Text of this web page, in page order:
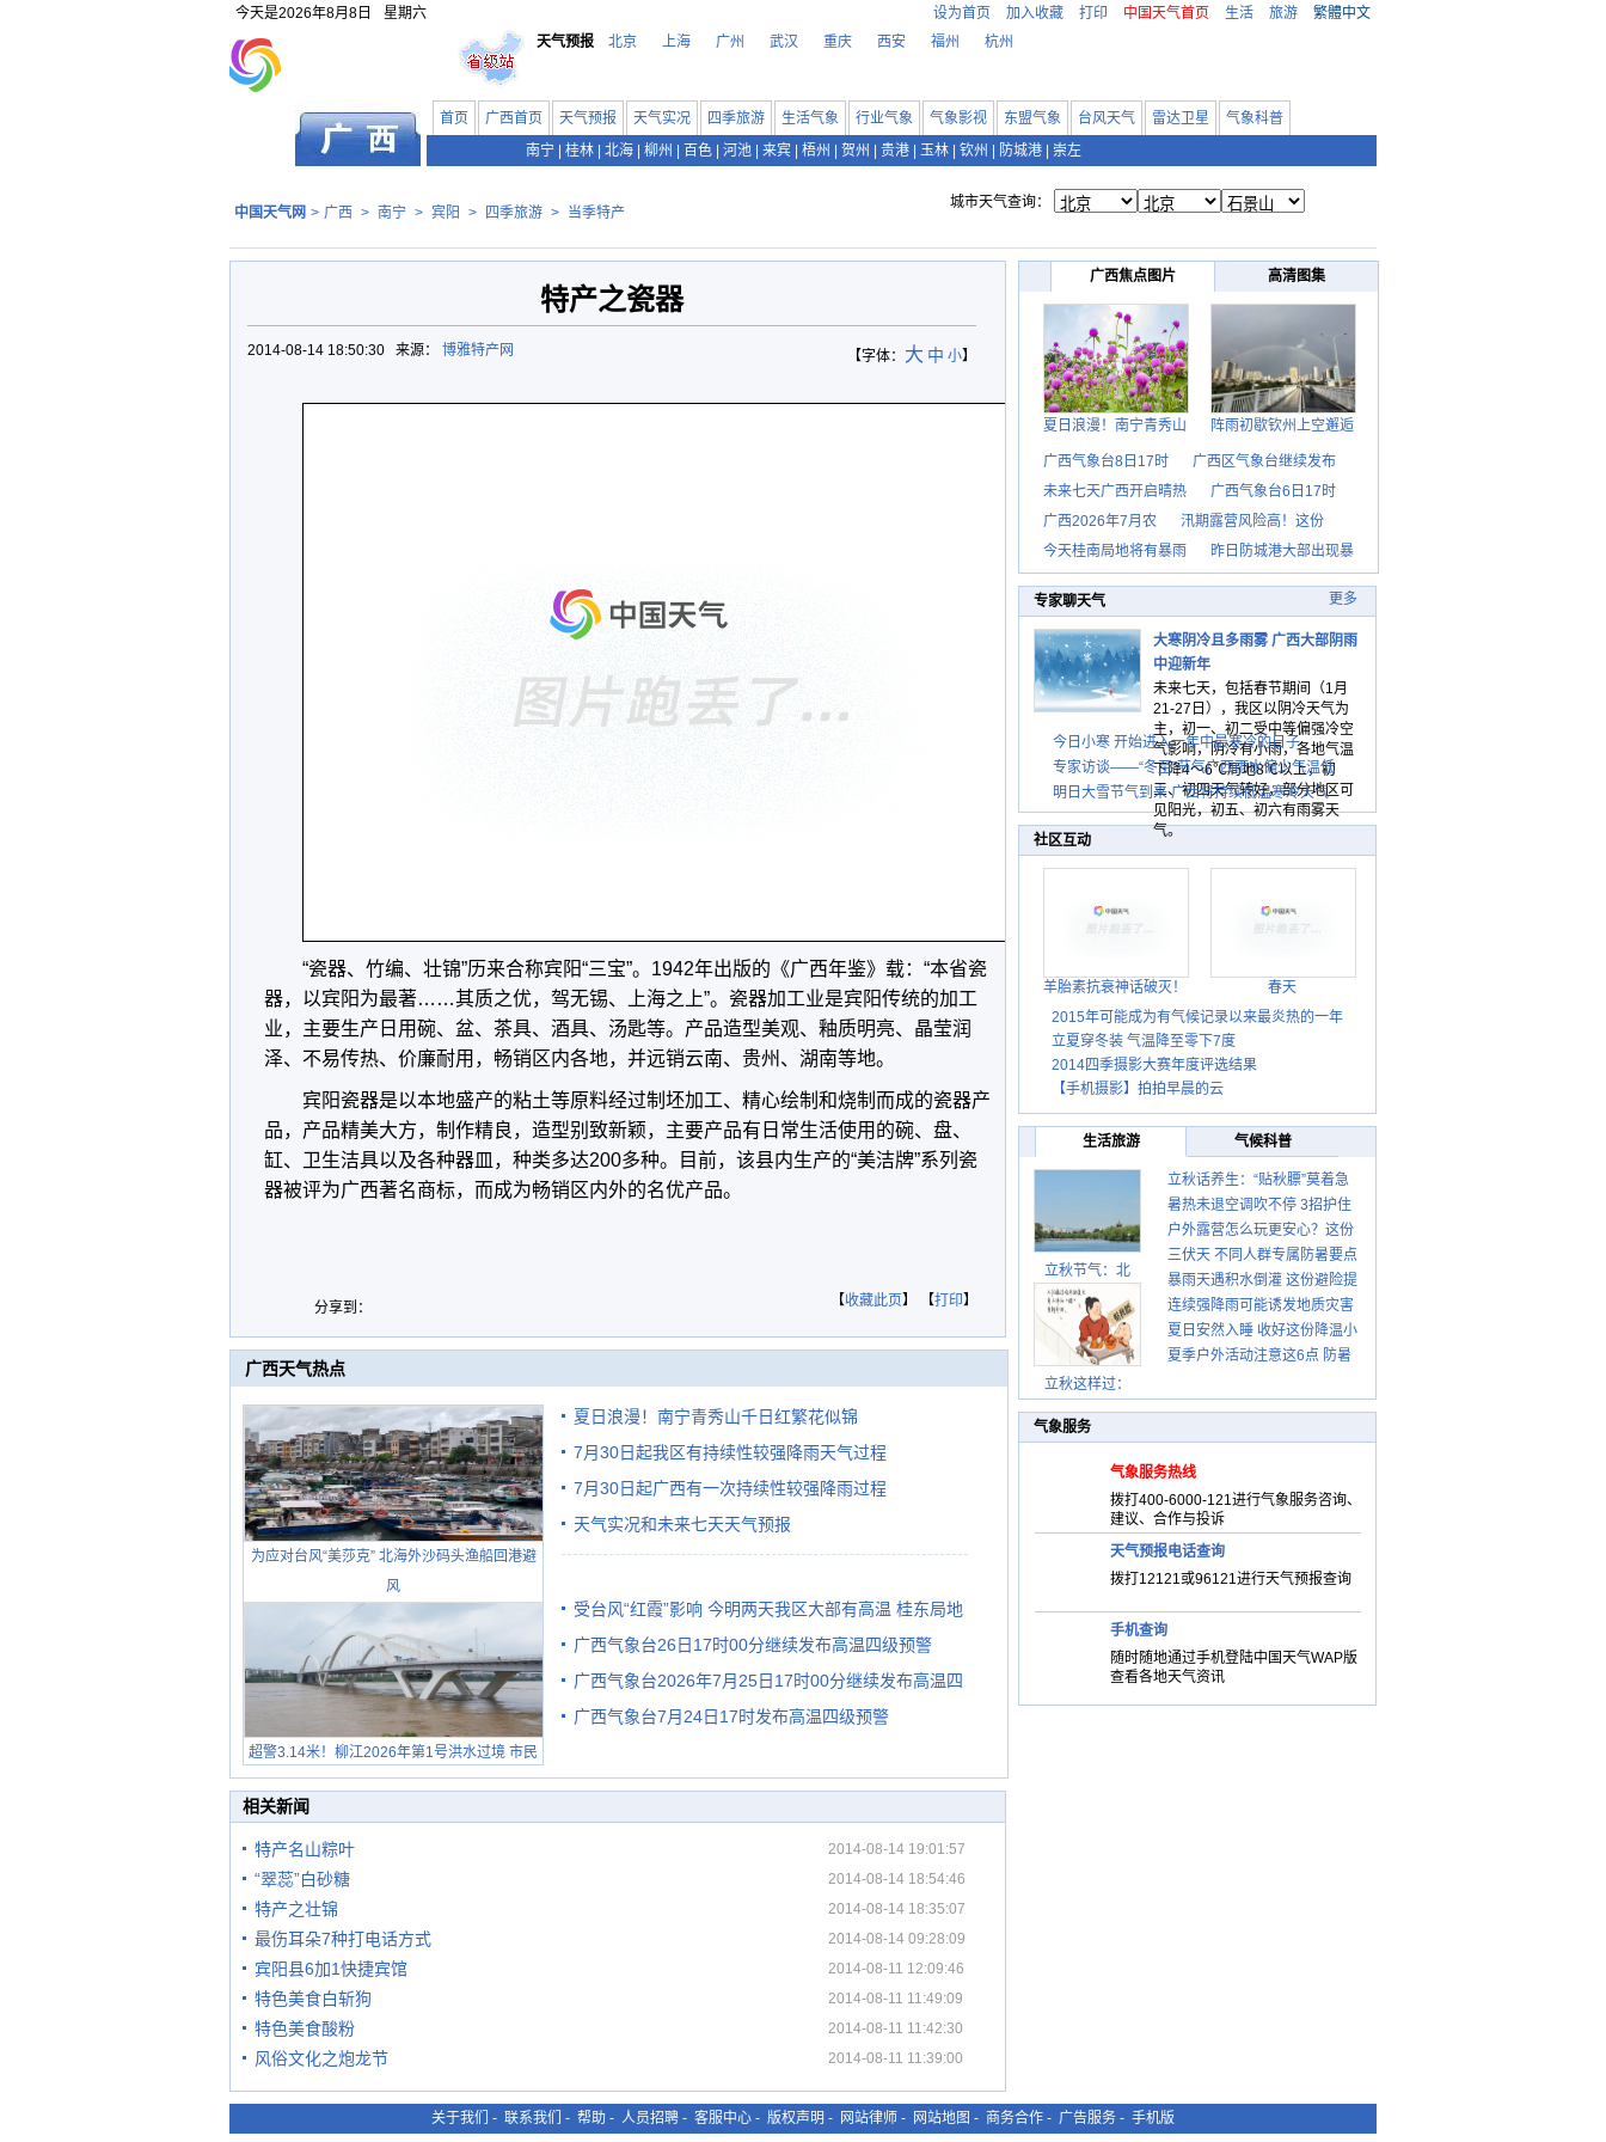
今天是2026年8月8日 星期六 设为首页 加入收藏 打印 中国天气首页 生活 旅游
繁體中文
天气预报
北京 上海 广州 武汉 重庆 西安 福州 杭州
首页 广西首页 天气预报 天气实况 四季旅游 生活气象 行业气象 气象影视 东盟气象 台风天气 雷达卫星
气象科普
南宁
桂林 北海 柳州 百色 河池 来宾 梧州 贺州 贵港 玉林 钦州 防城港 崇左
中国天气网 > 广西 > 南宁 > 宾阳 > 四季旅游 > 当季特产
城市天气查询：
特产之瓷器
【字体： 大 中 小】
2014-08-14 18:50:30 来源： 博雅特产网
“瓷器、竹编、壮锦”历来合称宾阳“三宝”。1942年出版的《广西年鉴》载：“本省瓷
器，以宾阳为最著……其质之优，驾无锡、上海之上”。瓷器加工业是宾阳传统的加工
业，主要生产日用碗、盆、茶具、酒具、汤匙等。产品造型美观、釉质明亮、晶莹润
泽、不易传热、价廉耐用，畅销区内各地，并远销云南、贵州、湖南等地。
宾阳瓷器是以本地盛产的粘土等原料经过制坯加工、精心绘制和烧制而成的瓷器产
品，产品精美大方，制作精良，造型别致新颖，主要产品有日常生活使用的碗、盘、
缸、卫生洁具以及各种器皿，种类多达200多种。目前，该县内生产的“美洁牌”系列瓷
器被评为广西著名商标，而成为畅销区内外的名优产品。
分享到： 【收藏此页】 【打印】
广西天气热点
为应对台风“美莎克” 北海外沙码头渔船回港避
风
超警3.14米！柳江2026年第1号洪水过境 市民
在堤岸见证汛况
夏日浪漫！南宁青秀山千日红繁花似锦
7月30日起我区有持续性较强降雨天气过程
7月30日起广西有一次持续性较强降雨过程
天气实况和未来七天天气预报
受台风“红霞”影响 今明两天我区大部有高温 桂东局地
有较强降雨
广西气象台26日17时00分继续发布高温四级预警
广西气象台2026年7月25日17时00分继续发布高温四
级预警
广西气象台7月24日17时发布高温四级预警
相关新闻
特产名山粽叶 2014-08-14 19:01:57
“翠蕊”白砂糖 2014-08-14 18:54:46
特产之壮锦 2014-08-14 18:35:07
最伤耳朵7种打电话方式 2014-08-14 09:28:09
宾阳县6加1快捷宾馆 2014-08-11 12:09:46
特色美食白斩狗 2014-08-11 11:49:09
特色美食酸粉 2014-08-11 11:42:30
风俗文化之炮龙节 2014-08-11 11:39:00
广西焦点图片 高清图集
夏日浪漫！南宁青秀山 阵雨初歇钦州上空邂逅
广西气象台8日17时
广西区气象台继续发布
未来七天广西开启晴热
广西气象台6日17时
广西2026年7月农
汛期露营风险高！这份
今天桂南局地将有暴雨
昨日防城港大部出现暴
专家聊天气 更多
大寒阴冷且多雨雾 广西大部阴雨
中迎新年
未来七天，包括春节期间（1月
21-27日），我区以阴冷天气为
主，初一、初二受中等偏强冷空
气影响，阴冷有小雨，各地气温
下降4～6℃局地8℃以上，初
三、初四天气转好，部分地区可
见阳光，初五、初六有雨雾天
气。
今日小寒 开始进入一年中最寒冷的日子
专家访谈——“冬至”节气广西雨水偏少气温低
明日大雪节气到来 广西将持续低温寒冷天气
社区互动
羊胎素抗衰神话破灭！
春天
2015年可能成为有气候记录以来最炎热的一年
立夏穿冬装 气温降至零下7度
2014四季摄影大赛年度评选结果
【手机摄影】拍拍早晨的云
生活旅游 气候科普
立秋节气：北
立秋这样过：
立秋话养生：“贴秋膘”莫着急
先清暑再防燥
暑热未退空调吹不停 3招护住
肩颈不酸痛
户外露营怎么玩更安心？这份
攻略请收好
三伏天 不同人群专属防暑要点
请收好
暴雨天遇积水倒灌 这份避险提
示请收好
连续强降雨可能诱发地质灾害
这些前兆要知道
夏日安然入睡 收好这份降温小
贴士
夏季户外活动注意这6点 防暑
气象服务
气象服务热线
拨打400-6000-121进行气象服务咨询、
建议、合作与投诉
天气预报电话查询
拨打12121或96121进行天气预报查询
手机查询
随时随地通过手机登陆中国天气WAP版
查看各地天气资讯
关于我们 - 联系我们 - 帮助 - 人员招聘 - 客服中心 - 版权声明 - 网站律师 - 网站地图 - 商务合作 - 广告服务 - 手机版